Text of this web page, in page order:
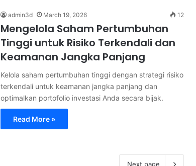
admin3d March 19, 2026 12
Mengelola Saham Pertumbuhan
Tinggi untuk Risiko Terkendali dan
Keamanan Jangka Panjang
Kelola saham pertumbuhan tinggi dengan strategi risiko
terkendali untuk keamanan jangka panjang dan
optimalkan portofolio investasi Anda secara bijak.
Read More »
Next page